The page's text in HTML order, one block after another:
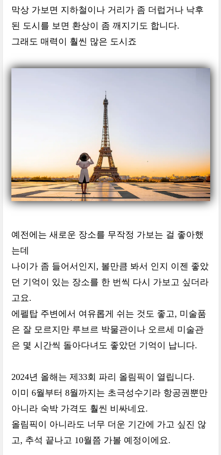
막상 가보면 지하철이나 거리가 좀 더럽거나 낙후
된 도시를 보면 환상이 좀 깨지기도 합니다.
그래도 매력이 훨씬 많은 도시죠
예전에는 새로운 장소를 무작정 가보는 걸 좋아했
는데
나이가 좀 들어서인지, 볼만큼 봐서 인지 이젠 좋았
던 기억이 있는 장소를 한 번씩 다시 가보고 싶더라
고요.
에펠탑 주변에서 여유롭게 쉬는 것도 좋고, 미술품
은 잘 모르지만 루브르 박물관이나 오르세 미술관
은 몇 시간씩 돌아다녀도 좋았던 기억이 납니다.
2024년 올해는 제33회 파리 올림픽이 열립니다.
이미 6월부터 8월까지는 초극성수기라 항공권뿐만
아니라 숙박 가격도 훨씬 비싸네요.
올림픽이 아니라도 너무 더운 기간에 가고 싶진 않
고, 추석 끝나고 10월쯤 가볼 예정이에요.